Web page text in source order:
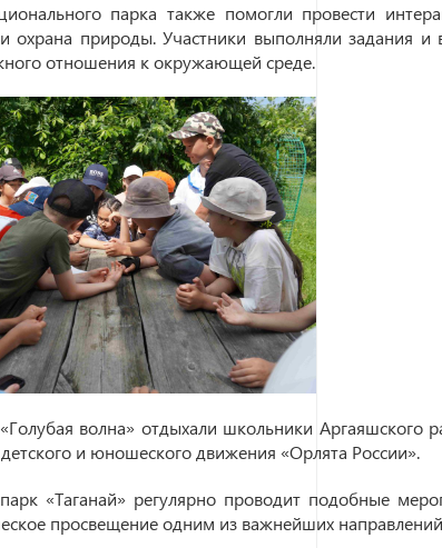
парка также помогли провести
и охрана природы. Участники выполняли задания
отношения к окружающей среде.
волна» отдыхали школьники Аргаяшского
детского и юношеского движения «Орлята России».
«Таганай» регулярно проводит подобные
просвещение одним из важнейших